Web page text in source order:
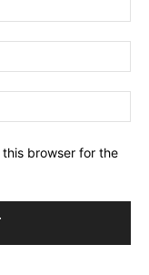
browser for the